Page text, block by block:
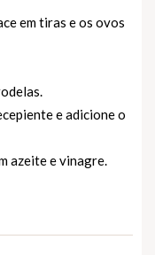
em tiras e os ovos
e adicione o
azeite e vinagre.